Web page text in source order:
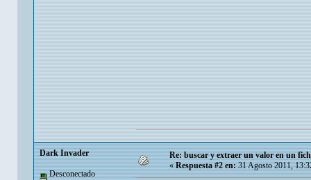
Dark Invader
Desconectado
Re: buscar y extraer un valor en un
«Respuesta #2 en:31 Agosto 2011,